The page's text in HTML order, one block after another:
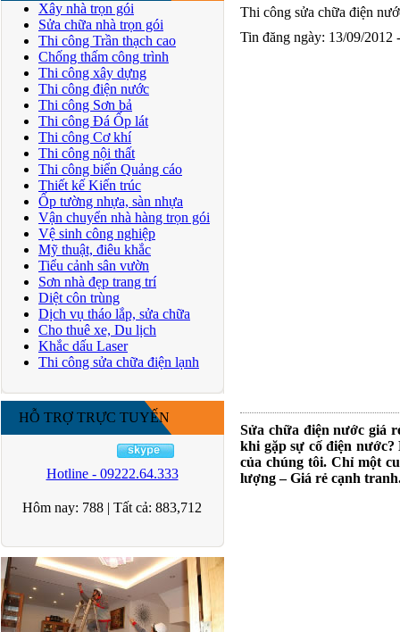
Xây nhà trọn gói
Sửa chữa nhà trọn gói
Thi công Trần thạch cao
Chống thấm công trình
Thi công xây dựng
Thi công điện nước
Thi công Sơn bả
Thi công Đá Ốp lát
Thi công Cơ khí
Thi công nội thất
Thi công biển Quảng cáo
Thiết kế Kiến trúc
Ốp tường nhựa, sàn nhựa
Vận chuyển nhà hàng trọn gói
Vệ sinh công nghiệp
Mỹ thuật, điêu khắc
Tiểu cảnh sân vườn
Sơn nhà đẹp trang trí
Diệt côn trùng
Dịch vụ tháo lắp, sửa chữa
Cho thuê xe, Du lịch
Khắc dấu Laser
Thi công sửa chữa điện lạnh
HỖ TRỢ TRỰC TUYẾN
Hotline - 09222.64.333
Hôm nay: 788 | Tất cả: 883,712
Thi công sửa chữa điện
Tin đăng ngày: 13/09/2012
Sửa chữa điện nước giá
khi gặp sự cố điện
của chúng tôi. Chỉ một
lượng – Giá rẻ cạnh